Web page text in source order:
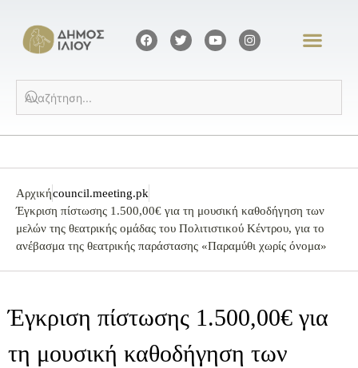
Αρχικήcouncil.meeting.pk
Έγκριση πίστωσης 1.500,00€ για τη μουσική καθοδήγηση των
μελών της θεατρικής ομάδας του Πολιτιστικού Κέντρου, για το
ανέβασμα της θεατρικής παράστασης «Παραμύθι χωρίς όνομα»
Έγκριση πίστωσης 1.500,00€ για
τη μουσική καθοδήγηση των